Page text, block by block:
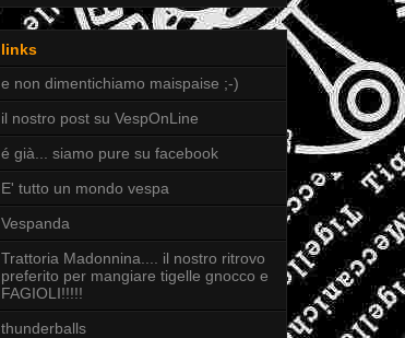
links
e non dimentichiamo maispaise ;-)
il nostro post su VespOnLine
é già... siamo pure su facebook
E' tutto un mondo vespa
Vespanda
Trattoria Madonnina.... il nostro ritrovo
preferito per mangiare tigelle gnocco e
FAGIOLI!!!!!
thunderballs